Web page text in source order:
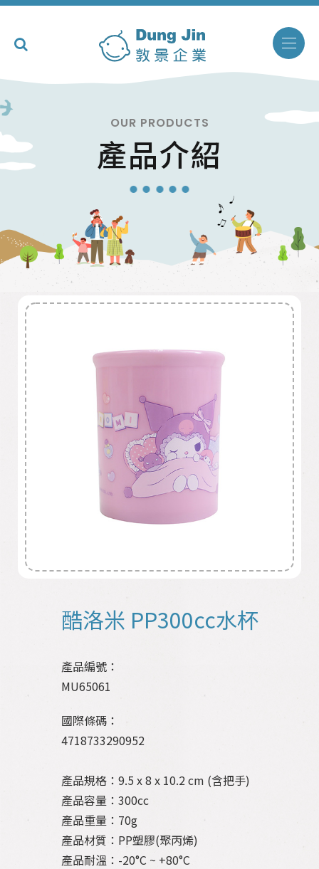
OUR PRODUCTS
產品介紹
酷洛米 PP300cc水杯
產品編號：
MU65061
國際條碼：
4718733290952
產品規格：9.5 x 8 x 10.2 cm (含把手)
產品容量：300cc
產品重量：70g
產品材質：PP塑膠(聚丙烯)
產品耐溫：-20°C ~ +80°C